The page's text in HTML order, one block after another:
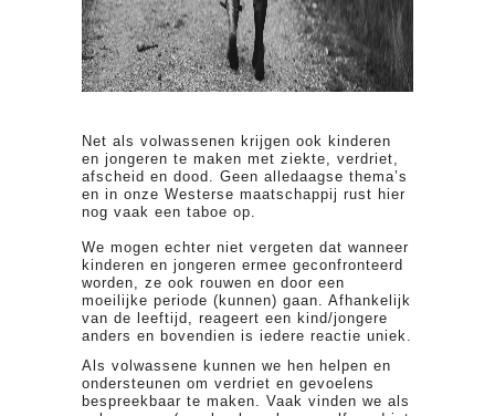
Net als volwassenen krijgen ook kinderen
en jongeren te maken met ziekte, verdriet,
afscheid en dood. Geen alledaagse thema’s
en in onze Westerse maatschappij rust hier
nog vaak een taboe op.
We mogen echter niet vergeten dat wanneer
kinderen en jongeren ermee geconfronteerd
worden, ze ook rouwen en door een
moeilijke periode (kunnen) gaan. Afhankelijk
van de leeftijd, reageert een kind/jongere
anders en bovendien is iedere reactie uniek.
Als volwassene kunnen we hen helpen en
ondersteunen om verdriet en gevoelens
bespreekbaar te maken. Vaak vinden we als